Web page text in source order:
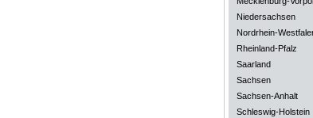
Niedersachsen
Nordrhein-
Rheinland-Pfalz
Saarland
Sachsen
Sachsen-Anhalt
Schleswig-Holstein